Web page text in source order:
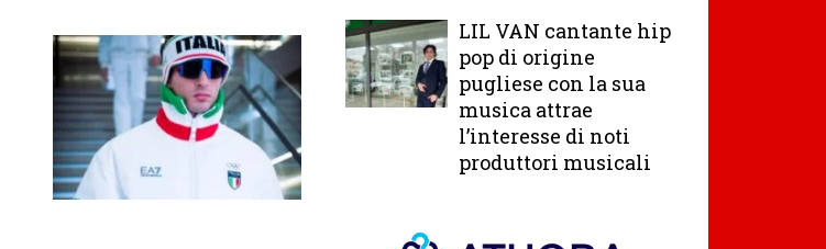
LIL VAN cantante hip
pop di origine
pugliese con la sua
musica attrae
l’interesse di noti
produttori musicali